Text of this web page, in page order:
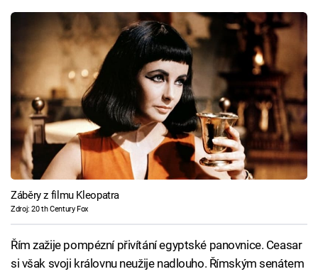
Záběry z filmu Kleopatra
Zdroj: 20 th Century Fox
Řím zažije pompézní přivítání egyptské panovnice. Ceasar
si však svoji královnu neužije nadlouho. Římským senátem